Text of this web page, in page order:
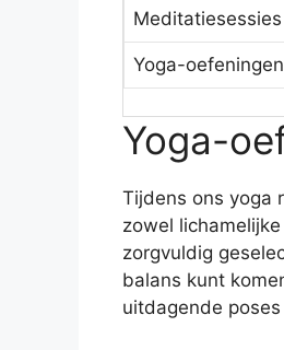
Meditatiesessies
Yoga-oefeningen
Yoga-
Tijdens ons yoga
zowel
zorgvuldig
balans kunt
uitdagende